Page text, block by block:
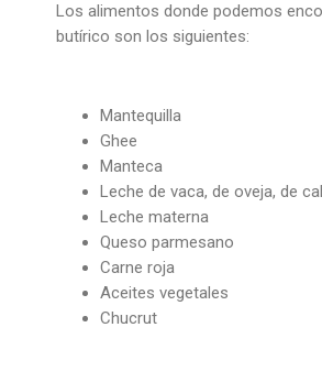
Los alimentos donde podemos
butírico son los siguientes:
Mantequilla
Ghee
Manteca
Leche de vaca, de oveja, de
Leche materna
Queso parmesano
Carne roja
Aceites vegetales
Chucrut